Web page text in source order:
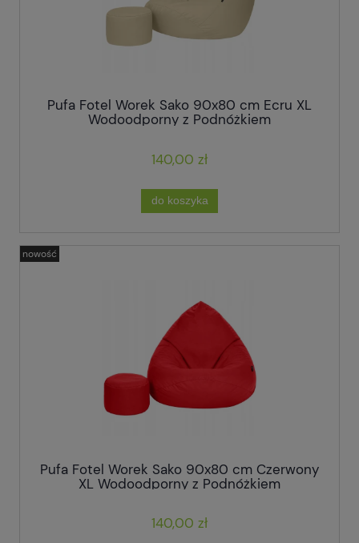
Pufa Fotel Worek Sako 90x80 cm Ecru XL
Wodoodporny z Podnóżkiem
140,00 zł
do koszyka
Pufa Fotel Worek Sako 90x80 cm Czerwony
XL Wodoodporny z Podnóżkiem
140,00 zł
nowość